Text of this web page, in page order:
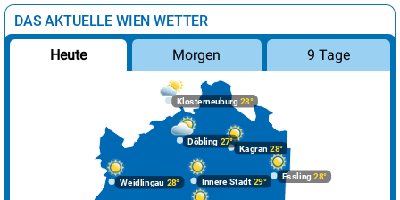
DAS AKTUELLE WIEN WETTER
Heute Morgen 9 Tage
Klosterneuburg 28°
Essling 28°
Kagran 28°
Weidlingau 28°
Döbling27°
Innere Stadt29°